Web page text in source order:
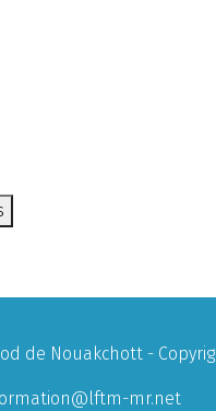
de Nouakchott -
mr.net